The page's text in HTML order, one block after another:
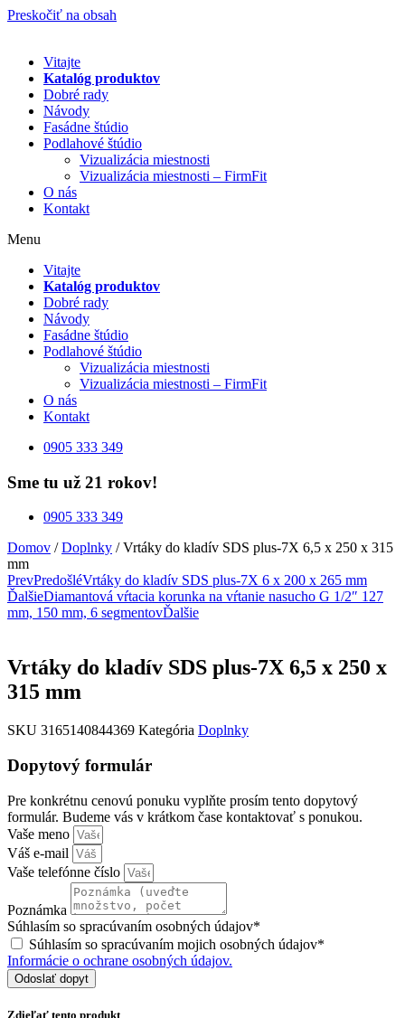
Preskočiť na obsah
Vitajte
Katalóg produktov
Dobré rady
Návody
Fasádne štúdio
Podlahové štúdio
Vizualizácia miestnosti
Vizualizácia miestnosti – FirmFit
O nás
Kontakt
Menu
Vitajte
Katalóg produktov
Dobré rady
Návody
Fasádne štúdio
Podlahové štúdio
Vizualizácia miestnosti
Vizualizácia miestnosti – FirmFit
O nás
Kontakt
0905 333 349
Sme tu už 21 rokov!
0905 333 349
Domov /Doplnky / Vrtáky do kladív SDS plus-7X 6,5 x 250 x 315
mm
PrevPredošléVrtáky do kladív SDS plus-7X 6 x 200 x 265 mm
ĎalšieDiamantová vŕtacia korunka na vŕtanie nasucho G 1/2″ 127
mm, 150 mm, 6 segmentovĎalšie
Vrtáky do kladív SDS plus-7X 6,5 x 250 x
315 mm
SKU 3165140844369 Kategória Doplnky
Dopytový formulár
Pre konkrétnu cenovú ponuku vyplňte prosím tento dopytový
formulár. Budeme vás v krátkom čase kontaktovať s ponukou.
Vaše meno
Váš e-mail
Vaše telefónne číslo
Poznámka
Súhlasím so spracúvaním osobných údajov*
Súhlasím so spracúvaním mojich osobných údajov*
Informácie o ochrane osobných údajov.
Odoslať dopyt
Zdieľať tento produkt